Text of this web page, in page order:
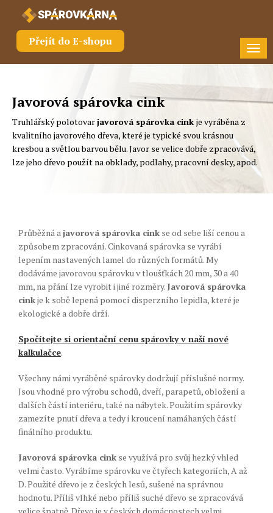
Přejít do E-shopu
Javorová spárovka cink
Truhlářský polotovarjavorová spárovka cink je vyráběna z
kvalitního javorového dřeva, které je typické svou krásnou
kresbou a světlou barvou bělu. Javor se velice dobře zpracovává,
lze jeho dřevo použít na obklady, podlahy, pracovní desky, apod.
Průběžná ajavorová spárovka cink se od sebe liší cenou a
způsobem zpracování. Cinkovaná spárovka se vyrábí
lepením nastavených lamel do různých formátů. My
dodáváme javorovou spárovku v tloušťkách 20 mm, 30 a 40
mm, na přání lze vyrobit i jiné rozměry. Javorová spárovka
cinkje k sobě lepená pomocí disperzního lepidla, které je
ekologické a dobře drží.
Spočítejte si orientační cenu spárovky v naší nové
kalkulačce.
Všechny námi vyráběné spárovky dodržují příslušné normy.
Jsou vhodné pro výrobu schodů, dveří, parapetů, obložení a
dalších částí interiéru, také na nábytek. Použitím spárovky
zamezíte pnutí dřeva a tedy i kroucení namáhaných částí
finálního produktu.
Javorová spárovka cink se využívá pro svůj hezký vhled
velmi často. Vyrábíme spárovku ve čtyřech kategoriích, A až
D. Použité dřevo je z českých lesů, sušené na správnou
hodnotu. Příliš vlhké nebo příliš suché dřevo se zpracovává